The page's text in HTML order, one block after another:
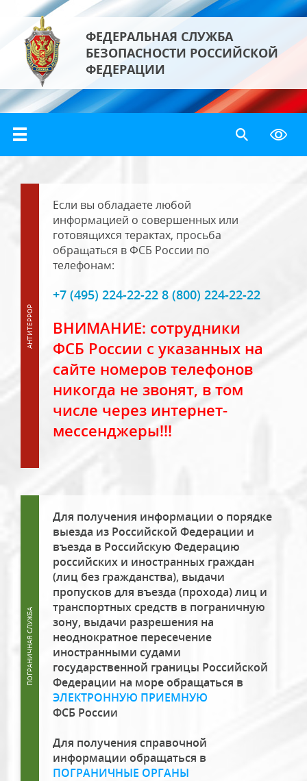
ФЕДЕРАЛЬНАЯ СЛУЖБА
БЕЗОПАСНОСТИ РОССИЙСКОЙ
ФЕДЕРАЦИИ
Если вы обладаете любой
информацией о совершенных или
готовящихся терактах, просьба
обращаться в ФСБ России по
телефонам:
+7 (495) 224-22-22 8 (800) 224-22-22
ВНИМАНИЕ: сотрудники
ФСБ России с указанных на
сайте номеров телефонов
никогда не звонят, в том
числе через интернет-
мессенджеры!!!
Для получения информации о порядке
выезда из Российской Федерации и
въезда в Российскую Федерацию
российских и иностранных граждан
(лиц без гражданства), выдачи
пропусков для въезда (прохода) лиц и
транспортных средств в пограничную
зону, выдачи разрешения на
неоднократное пересечение
иностранными судами
государственной границы Российской
Федерации на море обращаться в
ЭЛЕКТРОННУЮ ПРИЕМНУЮ
ФСБ России
Для получения справочной
информации обращаться в
ПОГРАНИЧНЫЕ ОРГАНЫ